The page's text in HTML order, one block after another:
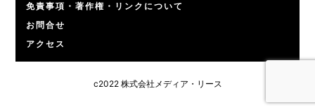
免責事項・著作権・リンクについて
お問合せ
アクセス
c2022 株式会社メディア・リース